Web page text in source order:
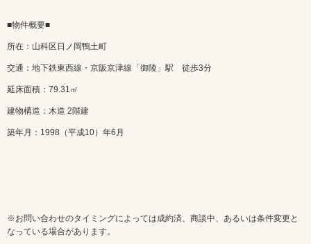
■物件概要■
所在：山科区日ノ岡鴨土町
交通：地下鉄東西線・京阪京津線「御陵」駅 徒歩3分
延床面積：79.31㎡
建物構造：木造 2階建
築年月：1998（平成10）年6月
※お問い合わせのタイミングによっては成約済、商談中、あるいは条件変更と
なっている場合があります。